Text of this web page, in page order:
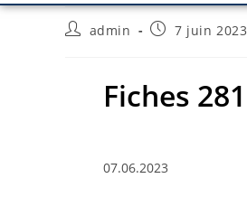
admin 7 juin 2023
Fiches
07.06.2023